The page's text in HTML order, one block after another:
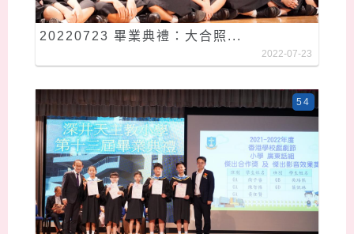
20220723 畢業典禮：大合照...
2022-07-23
54